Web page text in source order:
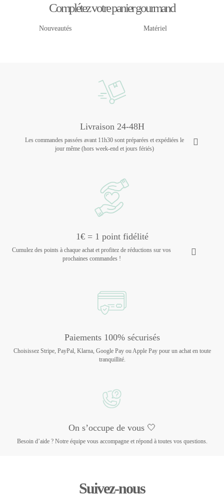
Complétez votre panier gourmand
Nouveautés Matériel
Livraison 24-48H
Les commandes passées avant 11h30 sont préparées et expédiées le
jour même (hors week-end et jours fériés)
1€ = 1 point fidélité
Cumulez des points à chaque achat et profitez de réductions sur vos
prochaines commandes !
Paiements 100% sécurisés
Choisissez Stripe, PayPal, Klarna, Google Pay ou Apple Pay pour un achat en toute
tranquillité.
On s’occupe de vous 🤍
Besoin d’aide ? Notre équipe vous accompagne et répond à toutes vos questions.
Suivez-nous